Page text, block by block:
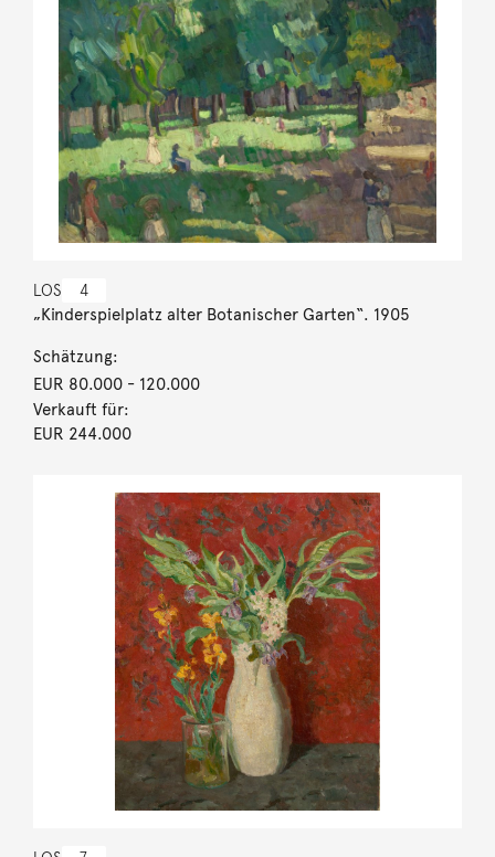
LOS 4
„Kinderspielplatz alter Botanischer Garten“. 1905
Schätzung:
EUR 80.000- 120.000
Verkauft für:
EUR 244.000